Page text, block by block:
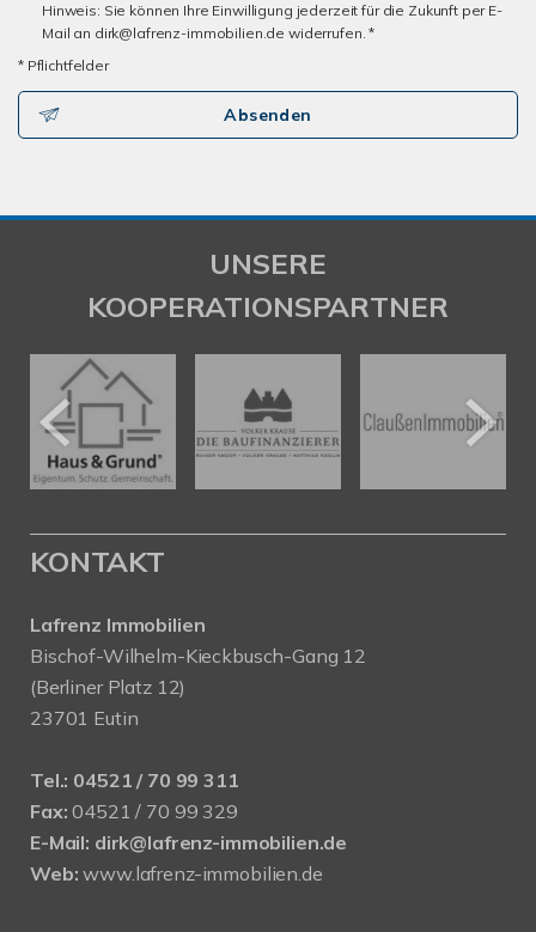
Hinweis: Sie können Ihre Einwilligung jederzeit für die Zukunft per E-
Mail an dirk@lafrenz-immobilien.de widerrufen. *
* Pflichtfelder
Absenden
UNSERE
KOOPERATIONSPARTNER
KONTAKT
Lafrenz Immobilien
Bischof-Wilhelm-Kieckbusch-Gang 12
(Berliner Platz 12)
23701 Eutin
Tel.: 04521 / 70 99 311
Fax: 04521 / 70 99 329
E-Mail: dirk@lafrenz-immobilien.de
Web: www.lafrenz-immobilien.de